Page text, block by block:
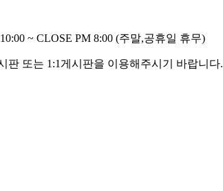
~ CLOSE PM 8:00 (주말,공휴일 휴무)
판 또는 1:1게시판을 이용해주시기 바랍니다.